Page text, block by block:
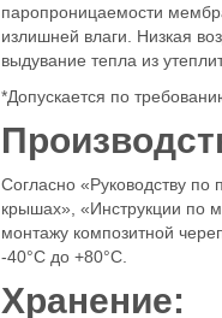
паропроницаемости
излишней влаги. Низкая
выдувание тепла из
*Допускается по
Согласно «Руководству
крышах», «Инструкции по
монтажу композитной
-40°С до +80°С.
Хранение: